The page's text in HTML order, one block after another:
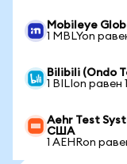
Mobileye
1 MBLYon
Bilibili (Ondo
1 BILIon равен
Aehr Test
США
1 AEHRon